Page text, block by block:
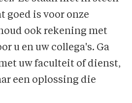
goed is voor onze
ook rekening met
u en uw collega's. Ga
uw faculteit of dienst,
een oplossing die